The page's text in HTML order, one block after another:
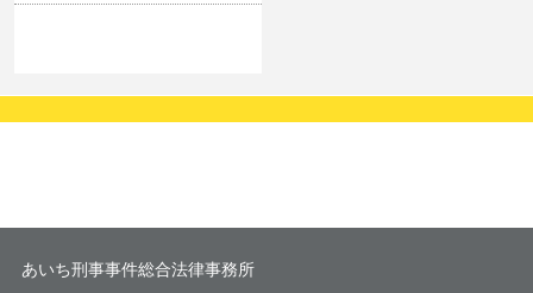
あいち刑事事件総合法律事務所